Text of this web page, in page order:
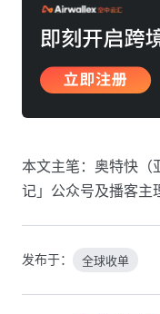
本文主笔：奥特快（
记」公众号及播客主
发布于： 全球收单